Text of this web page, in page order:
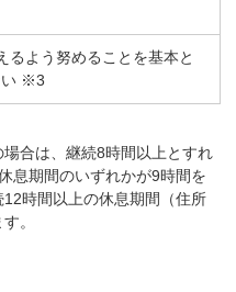
るよう努めることを基本と
い ※3
合は、継続8時間以上とすれ
息期間のいずれかが9時間を
時間以上の休息期間（住所
。